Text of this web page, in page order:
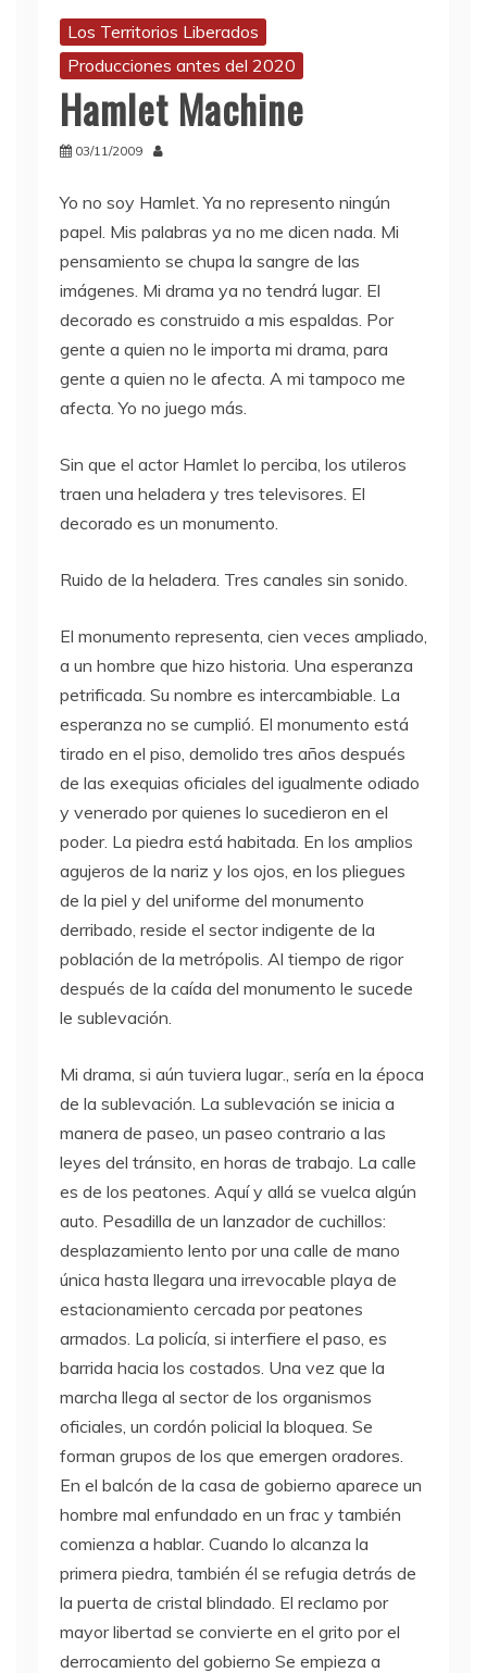
Los Territorios Liberados
Producciones antes del 2020
Hamlet Machine
03/11/2009
Yo no soy Hamlet. Ya no represento ningún
papel. Mis palabras ya no me dicen nada. Mi
pensamiento se chupa la sangre de las
imágenes. Mi drama ya no tendrá lugar. El
decorado es construido a mis espaldas. Por
gente a quien no le importa mi drama, para
gente a quien no le afecta. A mi tampoco me
afecta. Yo no juego más.
Sin que el actor Hamlet lo perciba, los utileros
traen una heladera y tres televisores. El
decorado es un monumento.
Ruido de la heladera. Tres canales sin sonido.
El monumento representa, cien veces ampliado,
a un hombre que hizo historia. Una esperanza
petrificada. Su nombre es intercambiable. La
esperanza no se cumplió. El monumento está
tirado en el piso, demolido tres años después
de las exequias oficiales del igualmente odiado
y venerado por quienes lo sucedieron en el
poder. La piedra está habitada. En los amplios
agujeros de la nariz y los ojos, en los pliegues
de la piel y del uniforme del monumento
derribado, reside el sector indigente de la
población de la metrópolis. Al tiempo de rigor
después de la caída del monumento le sucede
le sublevación.
Mi drama, si aún tuviera lugar., sería en la época
de la sublevación. La sublevación se inicia a
manera de paseo, un paseo contrario a las
leyes del tránsito, en horas de trabajo. La calle
es de los peatones. Aquí y allá se vuelca algún
auto. Pesadilla de un lanzador de cuchillos:
desplazamiento lento por una calle de mano
única hasta llegara una irrevocable playa de
estacionamiento cercada por peatones
armados. La policía, si interfiere el paso, es
barrida hacia los costados. Una vez que la
marcha llega al sector de los organismos
oficiales, un cordón policial la bloquea. Se
forman grupos de los que emergen oradores.
En el balcón de la casa de gobierno aparece un
hombre mal enfundado en un frac y también
comienza a hablar. Cuando lo alcanza la
primera piedra, también él se refugia detrás de
la puerta de cristal blindado. El reclamo por
mayor libertad se convierte en el grito por el
derrocamiento del gobierno Se empieza a